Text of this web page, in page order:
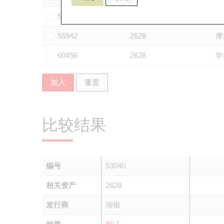
53704
55942 2628 摩
60456 2628
加入 重置
比较结果
编号 53040
相关资产 2628
发行商 瑞银